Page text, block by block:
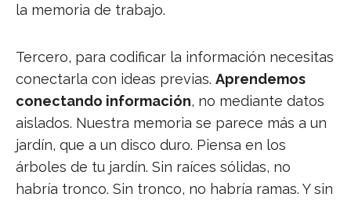
la memoria de trabajo.
Tercero, para codificar la información necesitas
conectarla con ideas previas. Aprendemos
conectando información, no mediante datos
aislados. Nuestra memoria se parece más a un
jardín, que a un disco duro. Piensa en los
árboles de tu jardín. Sin raíces sólidas, no
habría tronco. Sin tronco, no habría ramas. Y sin